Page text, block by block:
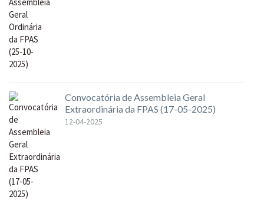
Convocatória de Assembleia Geral
Extraordinária da FPAS (17-05-2025)
12-04-2025